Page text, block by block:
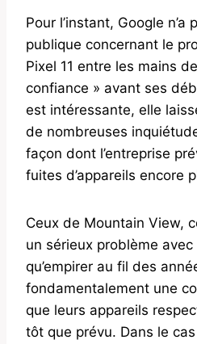
Pour l’instant, Google
publique concernant le
Pixel 11 entre les mains
confiance » avant ses
est intéressante, elle
de nombreuses
façon dont l’entreprise
fuites d’appareils encore
Ceux de Mountain View,
un sérieux problème avec
qu’empirer au fil des
fondamentalement une
que leurs appareils
tôt que prévu. Dans le